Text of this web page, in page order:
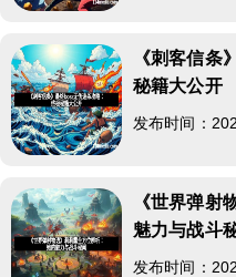
《刺客信条
秘籍大公开
发布时间：
《世界弹射
魅力与战斗
发布时间：